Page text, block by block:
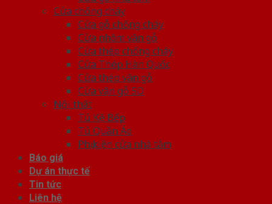
Cửa chống cháy
Cửa gỗ chống cháy
Cửa nhôm vân gỗ
Cửa thép chống cháy
Cửa Thép Hàn Quốc
Cửa thép vân gỗ
Cửa vân gỗ 5D
Nội thất
Tủ Kệ Bếp
Tủ Quần Áo
Phụ kiện cửa nhà tắm
Báo giá
Dự án thực tế
Tin tức
Liên hệ